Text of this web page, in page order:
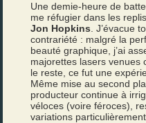
Une demie-heure de
me réfugier dans les
Jon Hopkins . J’évacue
contrariété : malgré la
beauté graphique, j’ai
majorettes lasers venues
le reste, ce fut une
Même mise au second
producteur continue à
véloces (voire féroces),
variations